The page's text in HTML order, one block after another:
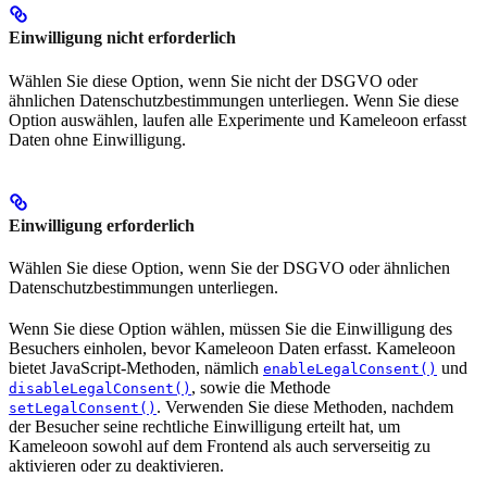
Einwilligung nicht erforderlich
Wählen Sie diese Option, wenn Sie nicht der DSGVO oder
ähnlichen Datenschutzbestimmungen unterliegen. Wenn Sie diese
Option auswählen, laufen alle Experimente und Kameleoon erfasst
Daten ohne Einwilligung.
Einwilligung erforderlich
Wählen Sie diese Option, wenn Sie der DSGVO oder ähnlichen
Datenschutzbestimmungen unterliegen.
Wenn Sie diese Option wählen, müssen Sie die Einwilligung des
Besuchers einholen, bevor Kameleoon Daten erfasst. Kameleoon
bietet JavaScript-Methoden, nämlich enableLegalConsent() und
disableLegalConsent() , sowie die Methode
setLegalConsent() . Verwenden Sie diese Methoden, nachdem
der Besucher seine rechtliche Einwilligung erteilt hat, um
Kameleoon sowohl auf dem Frontend als auch serverseitig zu
aktivieren oder zu deaktivieren.